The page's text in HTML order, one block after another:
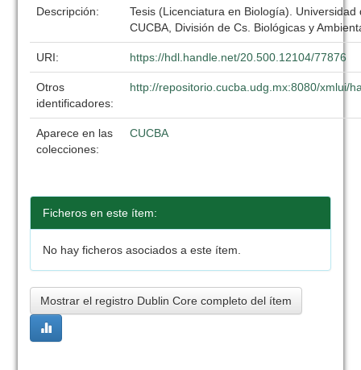
Descripción:
Tesis (Licenciatura en Biología). Universidad
CUCBA, División de Cs. Biológicas y
URI: https://hdl.handle.net/20.500.12104/77876
Otros
identificadores:
http://repositorio.cucba.udg.mx:8080/xmlui/
Aparece en las
colecciones:
CUCBA
Ficheros en este ítem:
No hay ficheros asociados a este ítem.
Mostrar el registro Dublin Core completo del ítem